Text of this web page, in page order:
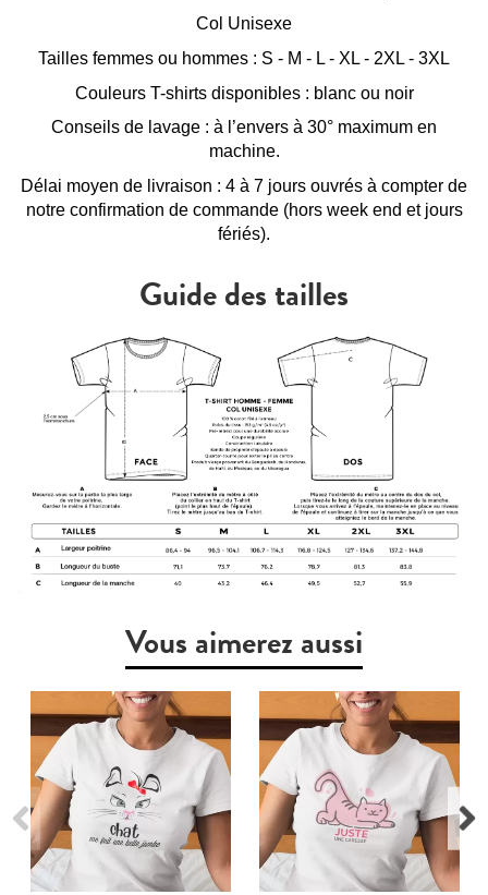
Col Unisexe
Tailles femmes ou hommes : S - M - L - XL - 2XL - 3XL
Couleurs T-shirts disponibles : blanc ou noir
Conseils de lavage : à l’envers à 30° maximum en
machine.
Délai moyen de livraison : 4 à 7 jours ouvrés à compter de
notre confirmation de commande (hors week end et jours
fériés).
Guide des tailles
Vous aimerez aussi